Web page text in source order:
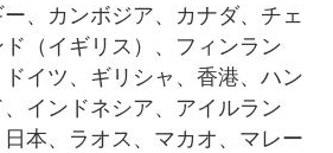
ー、カンボジア、カナダ、チェ
（イギリス）、フィンラン
ドイツ、ギリシャ、香港、ハン
インドネシア、アイルラン
日本、ラオス、マカオ、マレー